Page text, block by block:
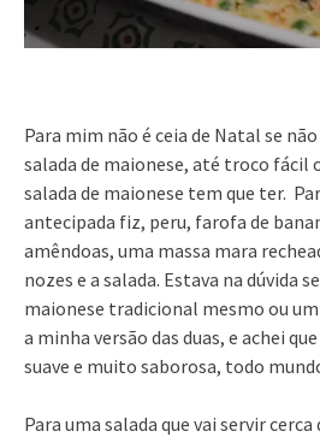
Para mim não é ceia de Natal se
salada de maionese, até troco fácil
salada de maionese tem que ter.
antecipada fiz, peru, farofa de
amêndoas, uma massa mara
nozes e a salada. Estava na dúvida
maionese tradicional mesmo ou
a minha versão das duas, e achei
suave e muito saborosa, todo
Para uma salada que vai servir